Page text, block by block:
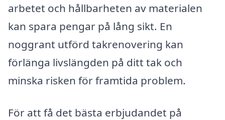
arbetet och hållbarheten av materialen
kan spara pengar på lång sikt. En
noggrant utförd takrenovering kan
förlänga livslängden på ditt tak och
minska risken för framtida problem.
För att få det bästa erbjudandet på